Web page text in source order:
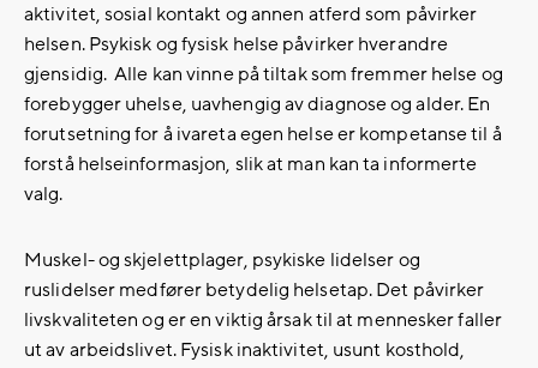
aktivitet, sosial kontakt og annen atferd som påvirker
helsen. Psykisk og fysisk helse påvirker hverandre
gjensidig. Alle kan vinne på tiltak som fremmer helse og
forebygger uhelse, uavhengig av diagnose og alder. En
forutsetning for å ivareta egen helse er kompetanse til å
forstå helseinformasjon, slik at man kan ta informerte
valg.
Muskel- og skjelettplager, psykiske lidelser og
ruslidelser medfører betydelig helsetap. Det påvirker
livskvaliteten og er en viktig årsak til at mennesker faller
ut av arbeidslivet. Fysisk inaktivitet, usunt kosthold,